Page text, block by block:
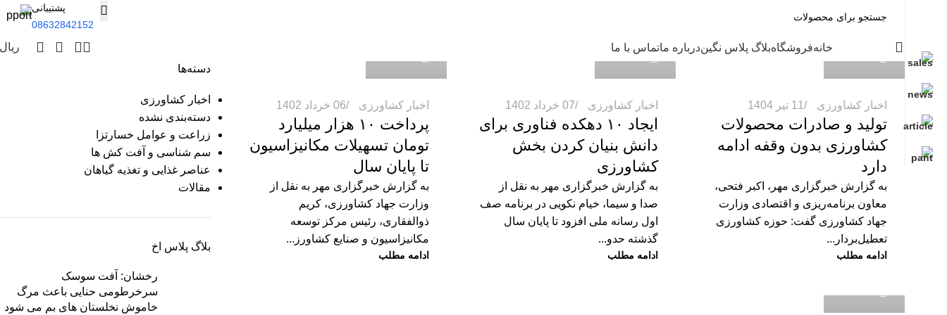
پشتیبانی
08632842152
خانهفروشگاهبلاگ پلاس نگیندرباره ماتماس با ما ریال
admin2
اخبار کشاورزی 11 تیر 1404
تولید و صادرات محصولات
کشاورزی بدون وقفه ادامه
دارد
به گزارش خبرگزاری مهر، اکبر فتحی،
معاون برنامه‌ریزی و اقتصادی وزارت
جهاد کشاورزی گفت: حوزه کشاورزی
تعطیل‌بردار...
ادامه مطلب
0
اخبار کشاورزی 07 خرداد 1402
ایجاد ۱۰ دهکده فناوری برای
دانش بنیان کردن بخش
کشاورزی
به گزارش خبرگزاری مهر به نقل از
صدا و سیما، خیام نکویی در برنامه صف
اول رسانه ملی افزود تا پایان سال
گذشته حدو...
ادامه مطلب
اخبار کشاورزی 06 خرداد 1402
پرداخت ۱۰ هزار میلیارد
تومان تسهیلات مکانیزاسیون
تا پایان سال
به گزارش خبرگزاری مهر به نقل از
وزارت جهاد کشاورزی، کریم
ذوالفقاری، رئیس مرکز توسعه
مکانیزاسیون و صنایع کشاورز...
ادامه مطلب admin2
دسته‌ها
اخبار کشاورزی
دسته‌بندی نشده
زراعت و عوامل خسارتزا
سم شناسی و آفت کش ها
عناصر غذایی و تغذیه گیاهان
مقالات
بلاگ پلاس اخ
رخشان: آفت سوسک
سرخرطومی حنایی باعث مرگ
خاموش نخلستان های بم می شود